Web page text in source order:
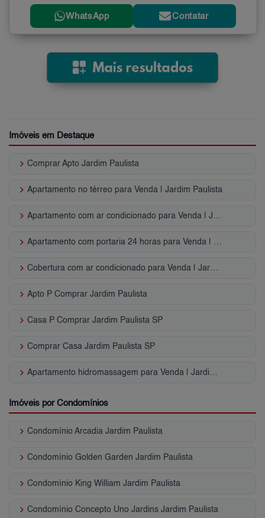
WhatsApp Contatar
Imóveis em Destaque
keyboard_arrow_right Comprar Apto Jardim Paulista
keyboard_arrow_right Apartamento no térreo para Venda | Jardim Paulista
keyboard_arrow_right Apartamento com ar condicionado para Venda | Jardim Paulista
keyboard_arrow_right Apartamento com portaria 24 horas para Venda | Jardim Paulista
keyboard_arrow_right Cobertura com ar condicionado para Venda | Jardim Paulista
keyboard_arrow_right Apto P Comprar Jardim Paulista
keyboard_arrow_right Casa P Comprar Jardim Paulista SP
keyboard_arrow_right Comprar Casa Jardim Paulista SP
keyboard_arrow_right Apartamento hidromassagem para Venda | Jardim Paulista
Imóveis por Condomínios
keyboard_arrow_right Condomínio Arcadia Jardim Paulista
keyboard_arrow_right Condomínio Golden Garden Jardim Paulista
keyboard_arrow_right Condomínio King William Jardim Paulista
keyboard_arrow_right Condomínio Concepto Uno Jardins Jardim Paulista